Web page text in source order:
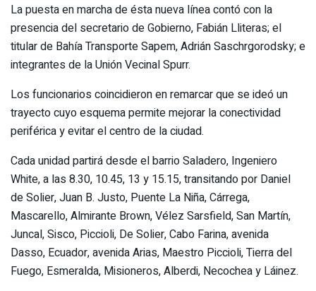
La puesta en marcha de ésta nueva línea contó con la
presencia del secretario de Gobierno, Fabián Lliteras; el
titular de Bahía Transporte Sapem, Adrián Saschrgorodsky; e
integrantes de la Unión Vecinal Spurr.
Los funcionarios coincidieron en remarcar que se ideó un
trayecto cuyo esquema permite mejorar la conectividad
periférica y evitar el centro de la ciudad.
Cada unidad partirá desde el barrio Saladero, Ingeniero
White, a las 8.30, 10.45, 13 y 15.15, transitando por Daniel
de Solier, Juan B. Justo, Puente La Niña, Cárrega,
Mascarello, Almirante Brown, Vélez Sarsfield, San Martín,
Juncal, Sisco, Piccioli, De Solier, Cabo Farina, avenida
Dasso, Ecuador, avenida Arias, Maestro Piccioli, Tierra del
Fuego, Esmeralda, Misioneros, Alberdi, Necochea y Láinez.